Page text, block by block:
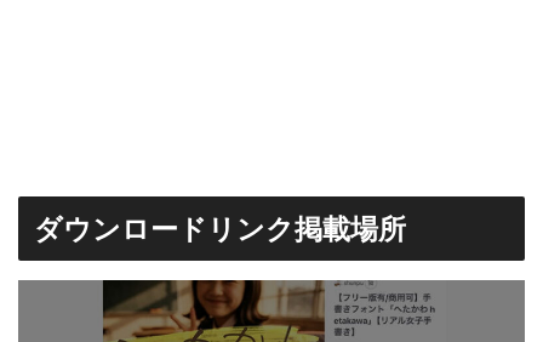
ダウンロードリンク掲載場所